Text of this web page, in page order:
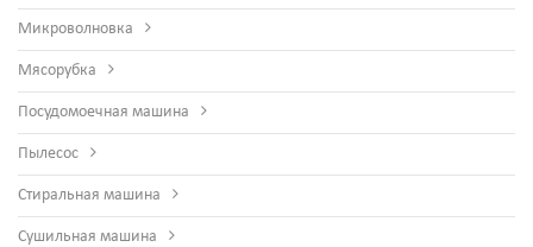
Микроволновка
Мясорубка
Посудомоечная машина
Пылесос
Стиральная машина
Сушильная машина